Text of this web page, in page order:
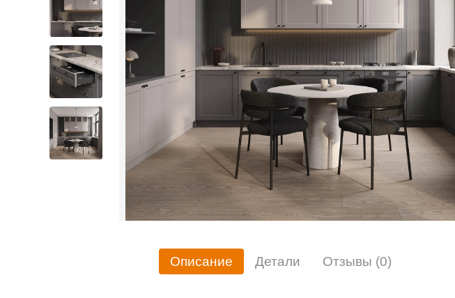
Описание Детали Отзывы (0)